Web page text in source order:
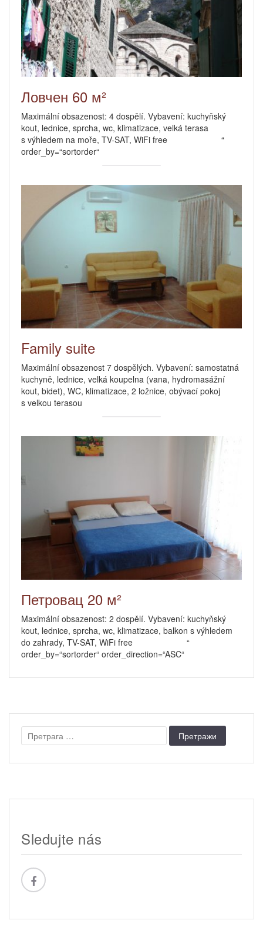
Ловчен 60 м²
Maximální obsazenost: 4 dospělí. Vybavení: kuchyňský
kout, lednice, sprcha, wc, klimatizace, velká terasa
s výhledem na moře, TV-SAT, WiFi free “
order_by=“sortorder“
Family suite
Maximální obsazenost 7 dospělých. Vybavení: samostatná
kuchyně, lednice, velká koupelna (vana, hydromasážní
kout, bidet), WC, klimatizace, 2 ložnice, obývací pokoj
s velkou terasou
Петровац 20 м²
Maximální obsazenost: 2 dospělí. Vybavení: kuchyňský
kout, lednice, sprcha, wc, klimatizace, balkon s výhledem
do zahrady, TV-SAT, WiFi free “
order_by=“sortorder“ order_direction=“ASC“
Претрага
за:
Sledujte nás